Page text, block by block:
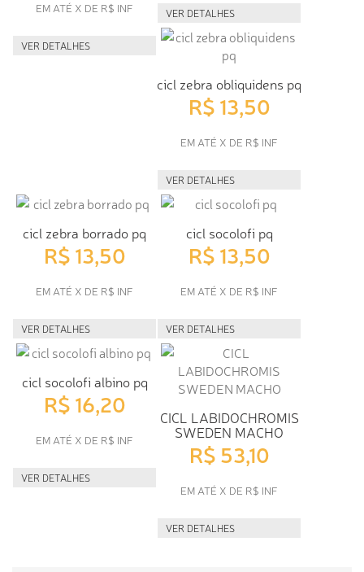
EM ATÉ X DE R$ INF
VER DETALHES
VER DETALHES
cicl zebra obliquidens pq
R$ 13,50
EM ATÉ X DE R$ INF
VER DETALHES
cicl zebra borrado pq
R$ 13,50
EM ATÉ X DE R$ INF
VER DETALHES
cicl socolofi pq
R$ 13,50
EM ATÉ X DE R$ INF
VER DETALHES
cicl socolofi albino pq
R$ 16,20
EM ATÉ X DE R$ INF
VER DETALHES
CICL LABIDOCHROMIS
SWEDEN MACHO
R$ 53,10
EM ATÉ X DE R$ INF
VER DETALHES